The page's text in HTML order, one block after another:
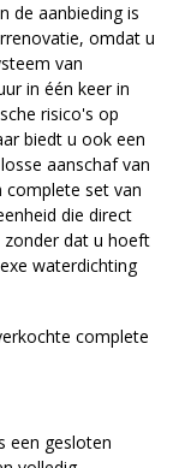
de aanbieding is
omdat u
van
in één keer in
risico's op
biedt u ook een
aanschaf van
set van
die direct
dat u hoeft
waterdichting
complete
een gesloten